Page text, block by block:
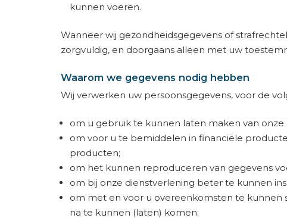
kunnen voeren.
Wanneer wij gezondheidsgegevens of
zorgvuldig, en doorgaans alleen met uw
Waarom we gegevens nodig hebben
Wij verwerken uw persoonsgegevens, voor de
om u gebruik te kunnen laten maken van onze
om voor u te bemiddelen in financiële
producten;
om het kunnen reproduceren van gegevens
om bij onze dienstverlening beter te kunnen
om met en voor u overeenkomsten te kunnen
na te kunnen (laten) komen;